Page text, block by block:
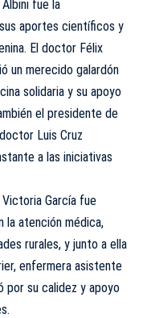
fue la
aportes científicos y
El doctor Félix
un merecido galardón
solidaria y su apoyo
el presidente de
Luis Cruz
a las iniciativas
García fue
la atención médica,
rurales, y junto a ella
enfermera asistente
por su calidez y apoyo